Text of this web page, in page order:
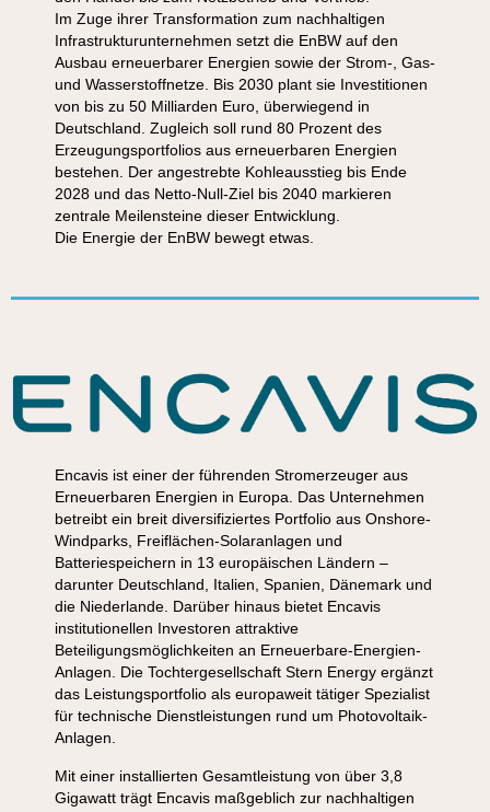
Im Zuge ihrer Transformation zum nachhaltigen
Infrastrukturunternehmen setzt die EnBW auf den
Ausbau erneuerbarer Energien sowie der Strom-, Gas-
und Wasserstoffnetze. Bis 2030 plant sie Investitionen
von bis zu 50 Milliarden Euro, überwiegend in
Deutschland. Zugleich soll rund 80 Prozent des
Erzeugungsportfolios aus erneuerbaren Energien
bestehen. Der angestrebte Kohleausstieg bis Ende
2028 und das Netto-Null-Ziel bis 2040 markieren
zentrale Meilensteine dieser Entwicklung.
Die Energie der EnBW bewegt etwas.
Encavis ist einer der führenden Stromerzeuger aus
Erneuerbaren Energien in Europa. Das Unternehmen
betreibt ein breit diversifiziertes Portfolio aus Onshore-
Windparks, Freiflächen-Solaranlagen und
Batteriespeichern in 13 europäischen Ländern –
darunter Deutschland, Italien, Spanien, Dänemark und
die Niederlande. Darüber hinaus bietet Encavis
institutionellen Investoren attraktive
Beteiligungsmöglichkeiten an Erneuerbare-Energien-
Anlagen. Die Tochtergesellschaft Stern Energy ergänzt
das Leistungsportfolio als europaweit tätiger Spezialist
für technische Dienstleistungen rund um Photovoltaik-
Anlagen.
Mit einer installierten Gesamtleistung von über 3,8
Gigawatt trägt Encavis maßgeblich zur nachhaltigen